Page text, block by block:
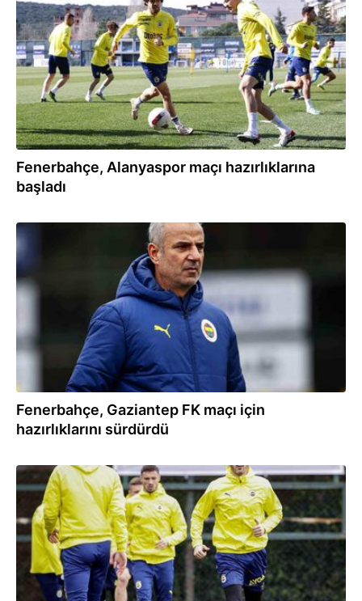
Fenerbahçe, Alanyaspor maçı hazırlıklarına
başladı
Fenerbahçe, Gaziantep FK maçı için
hazırlıklarını sürdürdü
01.02.2024